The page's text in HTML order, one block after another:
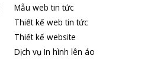
Mẫu web tin tức
Thiết kế web tin tức
Thiết kế website
Dịch vụ In hình lên áo